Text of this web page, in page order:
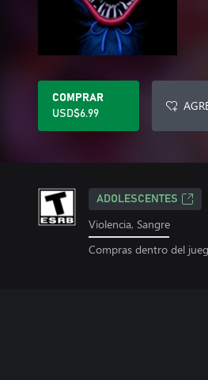
COMPRAR
USD$6.99
ADOLESCENTES
Violencia, Sangre
Compras dentro del